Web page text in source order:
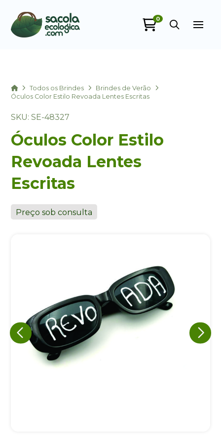
0
HomeTodos os Brindes
Brindes de Verão
Óculos Color Estilo Revoada Lentes Escritas
SKU: SE-48327
Óculos Color Estilo
Revoada Lentes
Escritas
Preço sob consulta
+55
A nossa empresa está comprometida a proteger e respeitar
sua privacidade, utilizaremos seus dados apenas para fins
de marketing. Você pode alterar suas preferências a
qualquer momento.
Iniciar conversa